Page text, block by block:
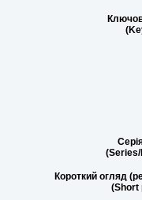
Короткий огляд
(Short